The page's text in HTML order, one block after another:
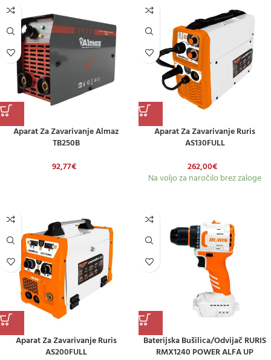
Aparat Za Zavarivanje Almaz
TB250B
92,77€
Aparat Za Zavarivanje Ruris
AS130FULL
262,00€
Na voljo za naročilo brez zaloge
Aparat Za Zavarivanje Ruris
AS200FULL
Baterijska Bušilica/odvijač RURIS
RMX1240 POWER ALFA UP